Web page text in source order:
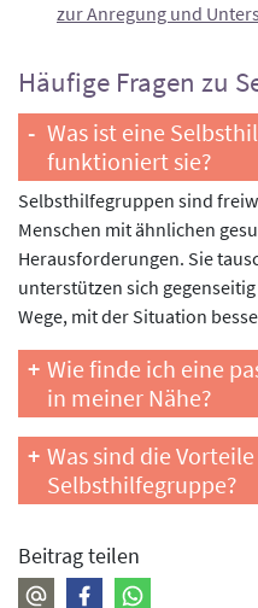
zur Anregung und
Häufige Fragen zu
Was ist eine
funktioniert sie?
Selbsthilfegruppen sind
Menschen mit ähnlichen
Herausforderungen. Sie
unterstützen sich
Wege, mit der Situation
Wie finde ich eine
in meiner Nähe?
Was sind die
Selbsthilfegruppe?
Beitrag teilen